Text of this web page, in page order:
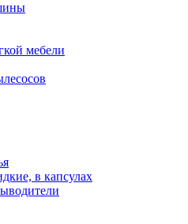
мебели
в капсулах